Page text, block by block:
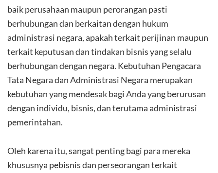
baik perusahaan maupun perorangan pasti
berhubungan dan berkaitan dengan hukum
administrasi negara, apakah terkait perijinan maupun
terkait keputusan dan tindakan bisnis yang selalu
berhubungan dengan negara. Kebutuhan Pengacara
Tata Negara dan Administrasi Negara merupakan
kebutuhan yang mendesak bagi Anda yang berurusan
dengan individu, bisnis, dan terutama administrasi
pemerintahan.
Oleh karena itu, sangat penting bagi para mereka
khususnya pebisnis dan perseorangan terkait